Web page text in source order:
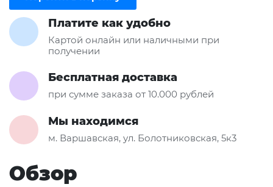
Платите как удобно
Картой онлайн или наличными при
получении
Бесплатная доставка
при сумме заказа от 10.000 рублей
Мы находимся
м. Варшавская, ул. Болотниковская, 5к3
Обзор